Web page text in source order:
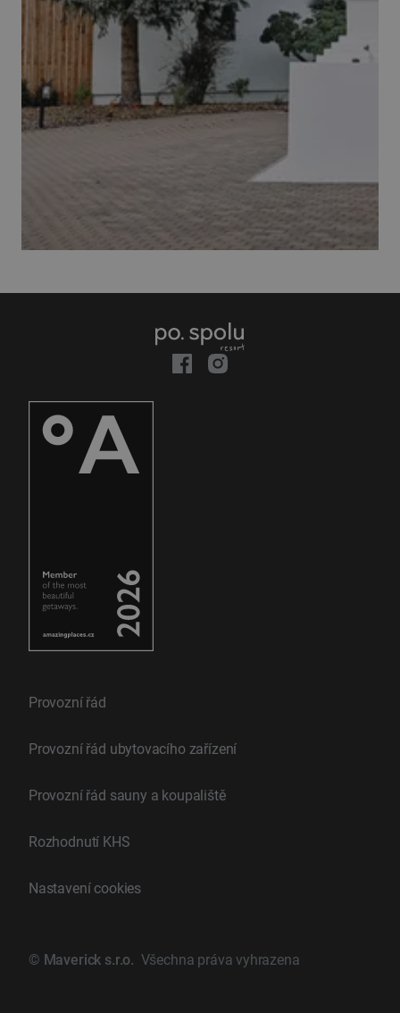
Provozní řád
Provozní řád ubytovacího zařízení
Provozní řád sauny a koupaliště
Rozhodnutí KHS
Nastavení cookies
© Maverick s.r.o. Všechna práva vyhrazena